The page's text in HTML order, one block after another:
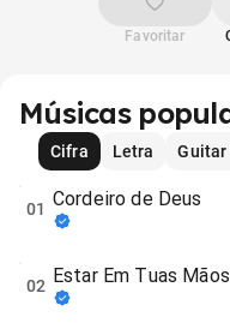
Favoritar
Músicas
Cifra
Letra Guitar
01 Cordeiro de Deus
02 Estar Em Tuas Mãos